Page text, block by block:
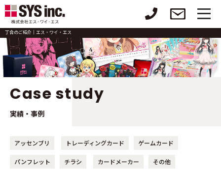
Case study
実績・事例
丁合のご紹介｜エス・ワイ・エス
アッセンブリ トレーディングカード ゲームカード
パンフレット チラシ カードメーカー その他